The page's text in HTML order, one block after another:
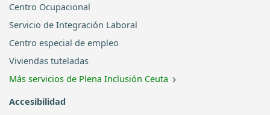
Centro Ocupacional
Servicio de Integración Laboral
Centro especial de empleo
Viviendas tuteladas
Más servicios de Plena Inclusión Ceuta
Accesibilidad